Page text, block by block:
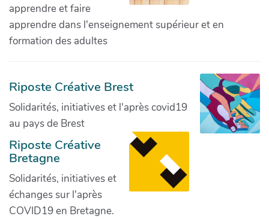
apprendre et faire
apprendre dans l'enseignement supérieur et en
formation des adultes
Riposte Créative Brest
Solidarités, initiatives et l'après covid19
au pays de Brest
Riposte Créative
Bretagne
Solidarités, initiatives et
échanges sur l'après
COVID19 en Bretagne.